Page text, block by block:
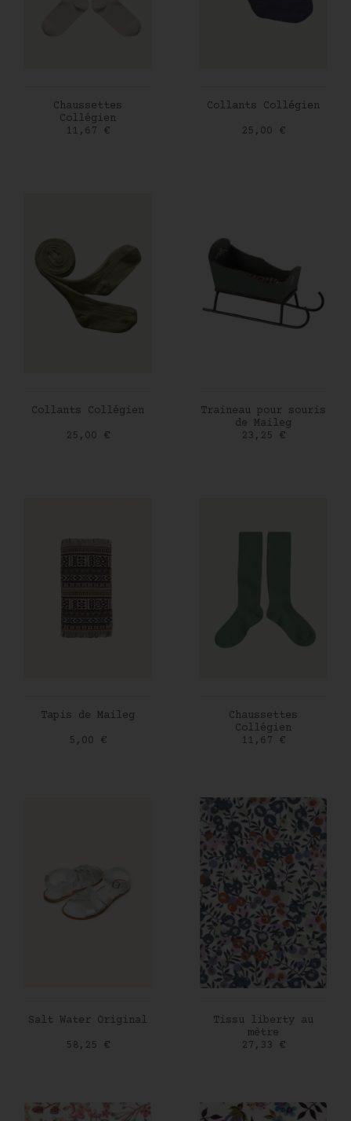
AJOUTER AU PANIER
Chaussettes
Collégien
Prix
11,67 €
AJOUTER AU PANIER
Collants Collégien
Prix
25,00 €
AJOUTER AU PANIER
Collants Collégien
Prix
25,00 €
AJOUTER AU PANIER
Traineau pour souris
de Maileg
Prix
23,25 €
AJOUTER AU PANIER
Tapis de Maileg
Prix
5,00 €
AJOUTER AU PANIER
Chaussettes
Collégien
Prix
11,67 €
AJOUTER AU PANIER
Salt Water Original
Prix
58,25 €
AJOUTER AU PANIER
Tissu liberty au
mètre
Prix
27,33 €